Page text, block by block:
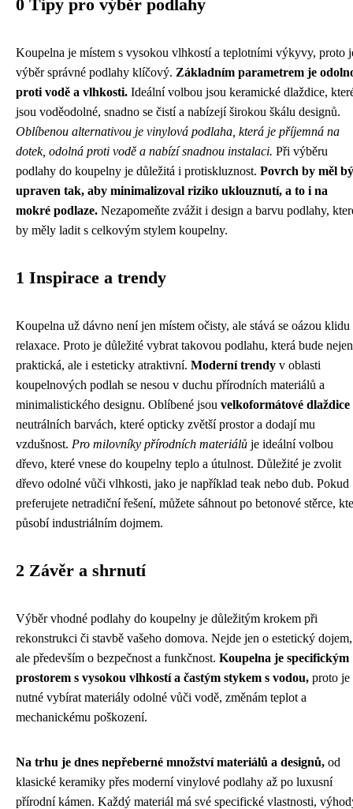
0 Tipy pro výběr podlahy
Koupelna je místem s vysokou vlhkostí a teplotními výkyvy, proto
výběr správné podlahy klíčový. Základním parametrem je
proti vodě a vlhkosti. Ideální volbou jsou keramické dlaždice,
jsou voděodolné, snadno se čistí a nabízejí širokou škálu designů.
Oblíbenou alternativou je vinylová podlaha, která je příjemná na
dotek, odolná proti vodě a nabízí snadnou instalaci. Při výběru
podlahy do koupelny je důležitá i protiskluznost. Povrch by měl
upraven tak, aby minimalizoval riziko uklouznutí, a to i na
mokré podlaze. Nezapomeňte zvážit i design a barvu podlahy,
by měly ladit s celkovým stylem koupelny.
1 Inspirace a trendy
Koupelna už dávno není jen místem očisty, ale stává se oázou klidu
relaxace. Proto je důležité vybrat takovou podlahu, která bude nejen
praktická, ale i esteticky atraktivní. Moderní trendy v oblasti
koupelnových podlah se nesou v duchu přírodních materiálů a
minimalistického designu. Oblíbené jsou velkoformátové dlaždice
neutrálních barvách, které opticky zvětší prostor a dodají mu
vzdušnost. Pro milovníky přírodních materiálů je ideální volbou
dřevo, které vnese do koupelny teplo a útulnost. Důležité je zvolit
dřevo odolné vůči vlhkosti, jako je například teak nebo dub. Pokud
preferujete netradiční řešení, můžete sáhnout po betonové stěrce,
působí industriálním dojmem.
2 Závěr a shrnutí
Výběr vhodné podlahy do koupelny je důležitým krokem při
rekonstrukci či stavbě vašeho domova. Nejde jen o estetický dojem,
ale především o bezpečnost a funkčnost. Koupelna je specifickým
prostorem s vysokou vlhkostí a častým stykem s vodou, proto je
nutné vybírat materiály odolné vůči vodě, změnám teplot a
mechanickému poškození.
Na trhu je dnes nepřeberné množství materiálů a designů, od
klasické keramiky přes moderní vinylové podlahy až po luxusní
přírodní kámen. Každý materiál má své specifické vlastnosti,